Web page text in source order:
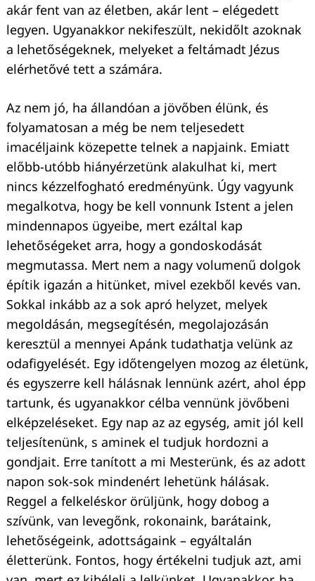
akár fent van az életben, akár lent – elégedett
legyen. Ugyanakkor nekifeszült, nekidőlt azoknak
a lehetőségeknek, melyeket a feltámadt Jézus
elérhetővé tett a számára.
Az nem jó, ha állandóan a jövőben élünk, és
folyamatosan a még be nem teljesedett
imacéljaink közepette telnek a napjaink. Emiatt
előbb-utóbb hiányérzetünk alakulhat ki, mert
nincs kézzelfogható eredményünk. Úgy vagyunk
megalkotva, hogy be kell vonnunk Istent a jelen
mindennapos ügyeibe, mert ezáltal kap
lehetőségeket arra, hogy a gondoskodását
megmutassa. Mert nem a nagy volumenű dolgok
építik igazán a hitünket, mivel ezekből kevés van.
Sokkal inkább az a sok apró helyzet, melyek
megoldásán, megsegítésén, megolajozásán
keresztül a mennyei Apánk tudathatja velünk az
odafigyelését. Egy időtengelyen mozog az életünk,
és egyszerre kell hálásnak lennünk azért, ahol épp
tartunk, és ugyanakkor célba vennünk jövőbeni
elképzeléseket. Egy nap az az egység, amit jól kell
teljesítenünk, s aminek el tudjuk hordozni a
gondjait. Erre tanított a mi Mesterünk, és az adott
napon sok-sok mindenért lehetünk hálásak.
Reggel a felkeléskor örüljünk, hogy dobog a
szívünk, van levegőnk, rokonaink, barátaink,
lehetőségeink, adottságaink – egyáltalán
életterünk. Fontos, hogy értékelni tudjuk azt, ami
Keresés: